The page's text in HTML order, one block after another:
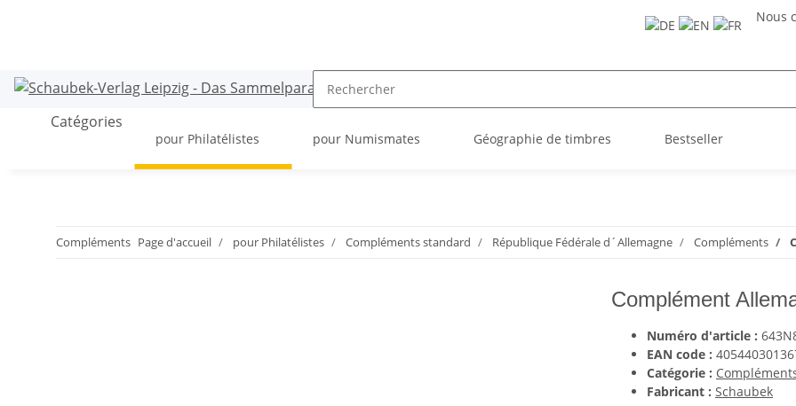
Nous
Catégories
pour Philatélistes pour Numismates Géographie de timbres Bestseller
Compléments Page d'accueil pour Philatélistes Compléments standard République Fédérale d´Allemagne Compléments
Complément
Numéro d'article :
EAN code :
Catégorie :
Fabricant : Schaubek